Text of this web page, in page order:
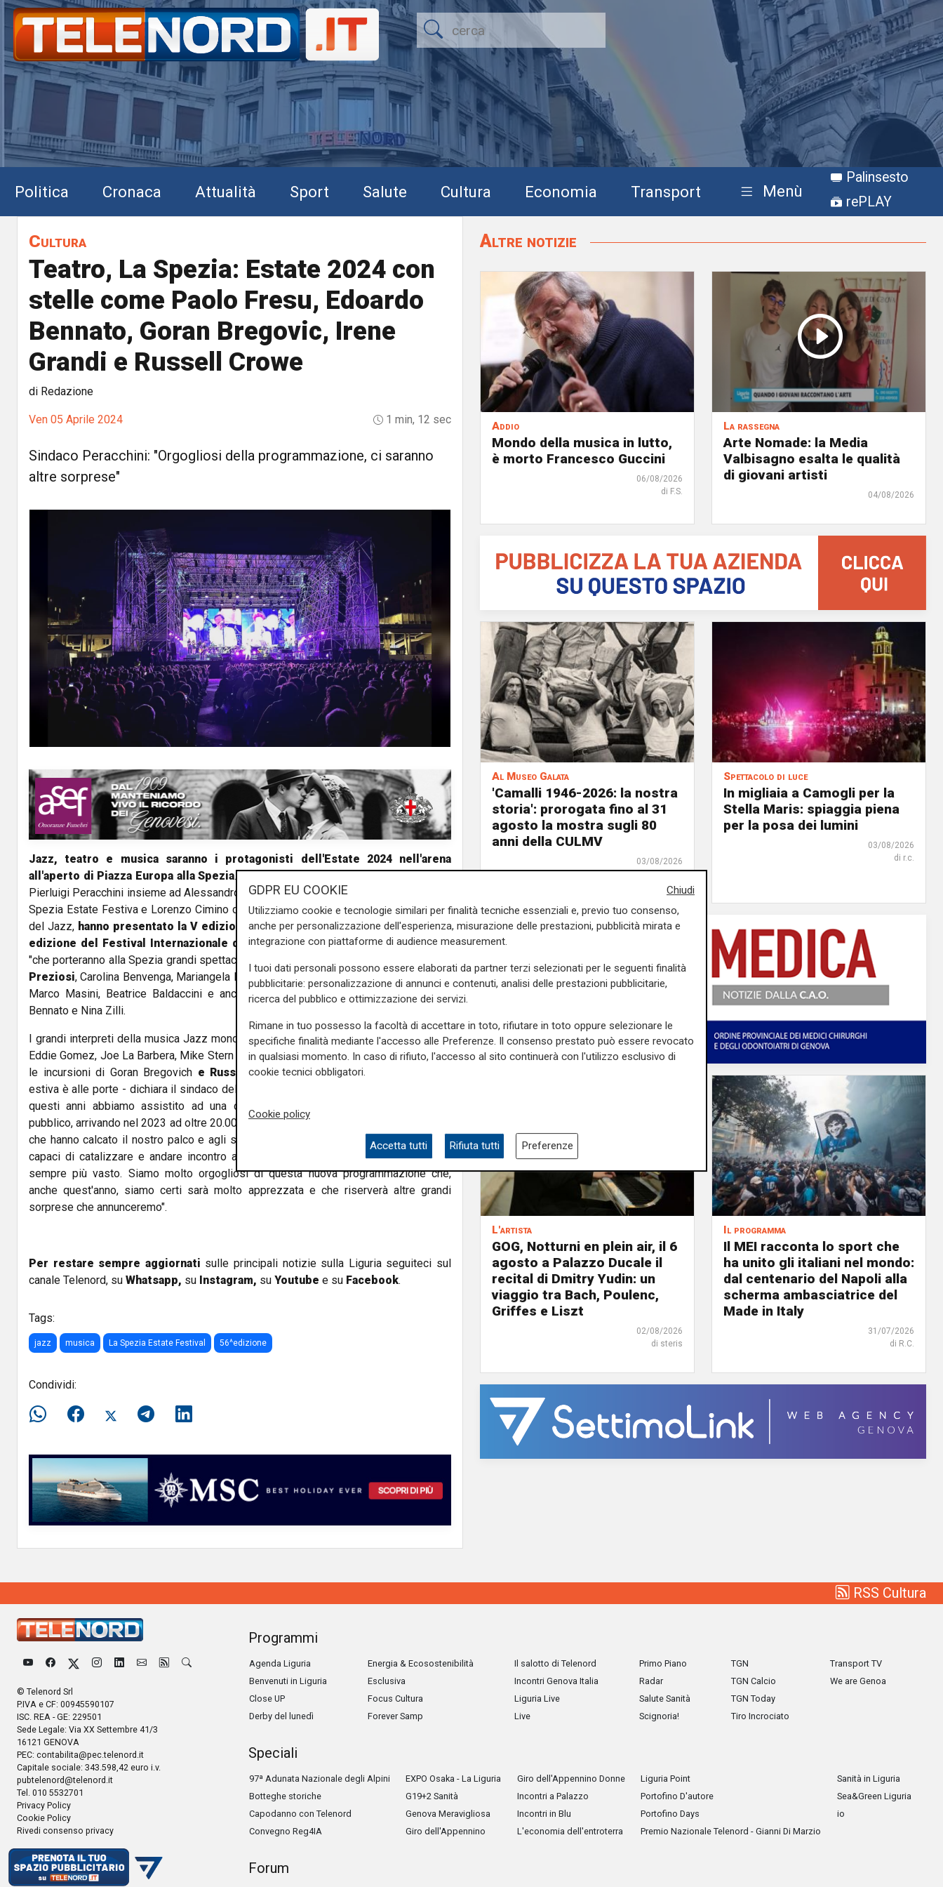
Politica Cronaca Attualità Sport Salute Cultura Economia Transport Menù
Palinsesto
rePLAY
Cultura
Teatro, La Spezia: Estate 2024 con
stelle come Paolo Fresu, Edoardo
Bennato, Goran Bregovic, Irene
Grandi e Russell Crowe
di Redazione
Ven 05 Aprile 2024 1 min, 12 sec
Sindaco Peracchini: "Orgogliosi della programmazione, ci saranno
altre sorprese"
Jazz, teatro e musica saranno i protagonisti dell'Estate 2024 nell'arena
all'aperto di Piazza Europa alla Spezia. Questa mattina a Palazzo Civico il sindaco
Pierluigi Peracchini insieme ad Alessandro Maggi, direttore artistico della rassegna la
Spezia Estate Festiva e Lorenzo Cimino direttore artistico del Festival internazionale
del Jazz, hanno presentato la V edizione di "La Spezia Estate Festival", la 56^
edizione del Festival Internazionale del Jazz e i concerti di musica leggera
"che porteranno alla Spezia grandi spettacoli". Tra i nomi, indica una nota
Preziosi, Carolina Benvenga, Mariangela D'Abbraccio, Oblivion , Giorgio Panariello
Marco Masini, Beatrice Baldaccini e ancora Mr. Rain, Cristiano De Andrè Edoardo
Bennato e Nina Zilli.
I grandi interpreti della musica Jazz mondiale: Paolo Fresu & Uri Caine, Dado Moroni,
Eddie Gomez, Joe La Barbera, Mike Stern and Randy Brecker, la voce di Irene Grandi e
le incursioni di Goran Bregovich e Russell Crow. "Una nuova bellissima stagione
estiva è alle porte - dichiara il sindaco della Spezia Pierluigi Peracchini - nel corso di
questi anni abbiamo assistito ad una crescita importante in termini numerici di
pubblico, arrivando nel 2023 ad oltre 20.000 presenze, e questo grazie ai grandi artisti
che hanno calcato il nostro palco e agli spettacoli di altissimo livello che sono stati
capaci di catalizzare e andare incontro alle esigenze di un pubblico eterogeneo e
sempre più vasto. Siamo molto orgogliosi di questa nuova programmazione che,
anche quest'anno, siamo certi sarà molto apprezzata e che riserverà altre grandi
sorprese che annunceremo".
Per restare sempre aggiornati sulle principali notizie sulla Liguria seguiteci sul
canale Telenord, su Whatsapp, su Instagram, su Youtube e su Facebook.
Tags:
jazz musica La Spezia Estate Festival 56^edizione
Condividi:
Altre notizie
Addio
Mondo della musica in lutto,
è morto Francesco Guccini
06/08/2026
di F.S.
La rassegna
Arte Nomade: la Media
Valbisagno esalta le qualità
di giovani artisti
04/08/2026
Al Museo Galata
'Camalli 1946-2026: la nostra
storia': prorogata fino al 31
agosto la mostra sugli 80
anni della CULMV
03/08/2026
di F.S.
Spettacolo di luce
In migliaia a Camogli per la
Stella Maris: spiaggia piena
per la posa dei lumini
03/08/2026
di r.c.
L'artista
GOG, Notturni en plein air, il 6
agosto a Palazzo Ducale il
recital di Dmitry Yudin: un
viaggio tra Bach, Poulenc,
Griffes e Liszt
02/08/2026
di steris
Il programma
Il MEI racconta lo sport che
ha unito gli italiani nel mondo:
dal centenario del Napoli alla
scherma ambasciatrice del
Made in Italy
31/07/2026
di R.C.
RSS Cultura
© Telenord Srl
P.IVA e CF: 00945590107
ISC. REA - GE: 229501
Sede Legale: Via XX Settembre 41/3
16121 GENOVA
PEC: contabilita@pec.telenord.it
Capitale sociale: 343.598,42 euro i.v.
pubtelenord@telenord.it
Tel. 010 5532701
Privacy Policy
Cookie Policy
Rivedi consenso privacy
Programmi
Agenda Liguria
Benvenuti in Liguria
Close UP
Derby del lunedì
Energia & Ecosostenibilità
Esclusiva
Focus Cultura
Forever Samp
Il salotto di Telenord
Incontri Genova Italia
Liguria Live
Live
Primo Piano
Radar
Salute Sanità
Scignoria!
TGN
TGN Calcio
TGN Today
Tiro Incrociato
Transport TV
We are Genoa
Speciali
97ª Adunata Nazionale degli Alpini
Botteghe storiche
Capodanno con Telenord
Convegno Reg4IA
EXPO Osaka - La Liguria
G19+2 Sanità
Genova Meravigliosa
Giro dell'Appennino
Giro dell'Appennino Donne
Incontri a Palazzo
Incontri in Blu
L'economia dell'entroterra
Liguria Point
Portofino D'autore
Portofino Days
Premio Nazionale Telenord - Gianni Di Marzio
Sanità in Liguria
Sea&Green Liguria
io
Forum
Chiudi
GDPR EU COOKIE
Utilizziamo cookie e tecnologie similari per finalità tecniche essenziali e, previo tuo consenso,
anche per personalizzazione dell'esperienza, misurazione delle prestazioni, pubblicità mirata e
integrazione con piattaforme di audience measurement.
I tuoi dati personali possono essere elaborati da partner terzi selezionati per le seguenti finalità
pubblicitarie: personalizzazione di annunci e contenuti, analisi delle prestazioni pubblicitarie,
ricerca del pubblico e ottimizzazione dei servizi.
Rimane in tuo possesso la facoltà di accettare in toto, rifiutare in toto oppure selezionare le
specifiche finalità mediante l'accesso alle Preferenze. Il consenso prestato può essere revocato
in qualsiasi momento. In caso di rifiuto, l'accesso al sito continuerà con l'utilizzo esclusivo di
cookie tecnici obbligatori.
Cookie policy
Accetta tutti Rifiuta tutti Preferenze